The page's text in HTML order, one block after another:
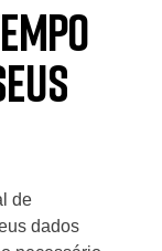
de
dados